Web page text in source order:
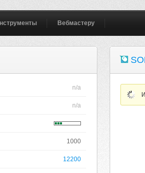
Вебмастеру
n/a
n/a
1000
12200